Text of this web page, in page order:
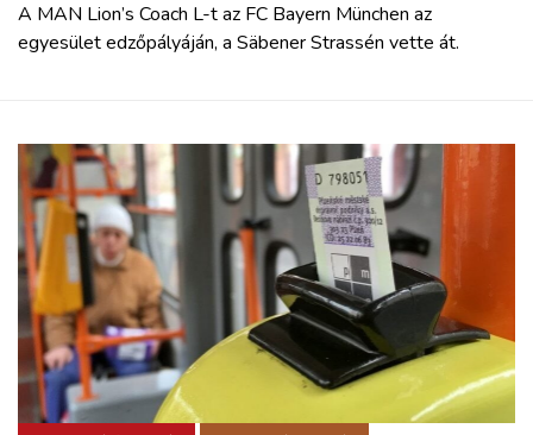
A MAN Lion’s Coach L-t az FC Bayern München az
egyesület edzőpályáján, a Säbener Strassén vette át.